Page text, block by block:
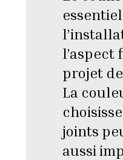
l’aspect
projet
La
joints
aussi